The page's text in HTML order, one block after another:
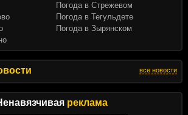
все новости
реклама
Погода в Стрежевом
Погода в Тегульдете
Погода в Зырянском